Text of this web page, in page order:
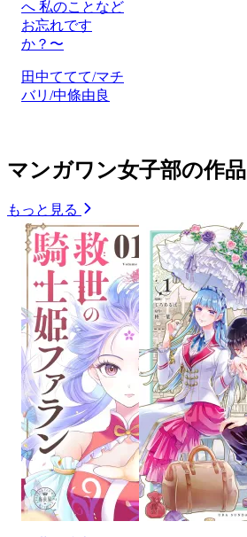
へ 私のことなど
お忘れです
か？〜
田中ててて/マチ
バリ/中條由良
マンガワン女子部の作品
もっと見る